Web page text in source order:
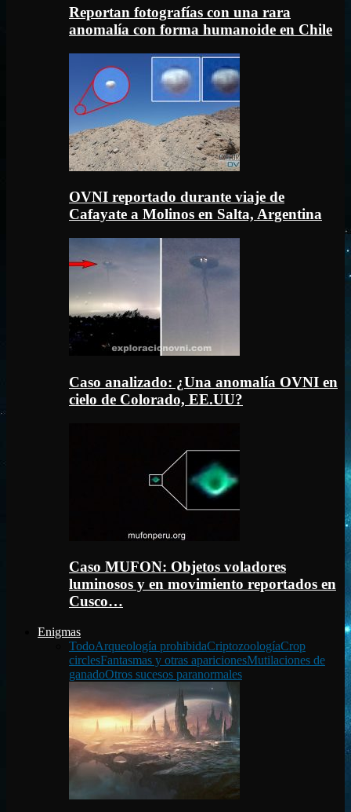
Reportan fotografías con una rara
anomalía con forma humanoide en Chile
OVNI reportado durante viaje de
Cafayate a Molinos en Salta, Argentina
Caso analizado: ¿Una anomalía OVNI en
cielo de Colorado, EE.UU?
Caso MUFON: Objetos voladores
luminosos y en movimiento reportados en
Cusco…
Enigmas
TodoArqueología prohibidaCriptozoologíaCrop
circlesFantasmas y otras aparicionesMutilaciones de
ganadoOtros sucesos paranormales